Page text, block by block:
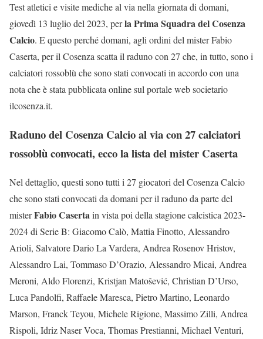
Test atletici e visite mediche al via nella giornata di domani,
giovedì 13 luglio del 2023, perla Prima Squadra del Cosenza
Calcio. E questo perché domani, agli ordini del mister Fabio
Caserta, per il Cosenza scatta il raduno con 27 che, in tutto, sono i
calciatori rossoblù che sono stati convocati in accordo con una
nota che è stata pubblicata online sul portale web societario
ilcosenza.it.
Raduno del Cosenza Calcio al via con 27 calciatori
rossoblù convocati, ecco la lista del mister Caserta
Nel dettaglio, questi sono tutti i 27 giocatori del Cosenza Calcio
che sono stati convocati da domani per il raduno da parte del
misterFabio Casertain vista poi della stagione calcistica 2023-
2024 di Serie B: Giacomo Calò, Mattia Finotto, Alessandro
Arioli, Salvatore Dario La Vardera, Andrea Rosenov Hristov,
Alessandro Lai, Tommaso D’Orazio, Alessandro Micai, Andrea
Meroni, Aldo Florenzi, Kristjan Matošević, Christian D’Urso,
Luca Pandolfi, Raffaele Maresca, Pietro Martino, Leonardo
Marson, Franck Teyou, Michele Rigione, Massimo Zilli, Andrea
Rispoli, Idriz Naser Voca, Thomas Prestianni, Michael Venturi,